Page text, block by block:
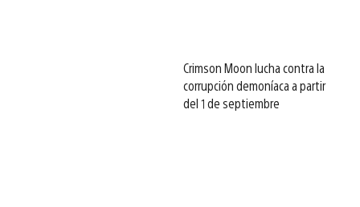
Crimson Moon lucha contra la
corrupción demoníaca a partir
del 1 de septiembre